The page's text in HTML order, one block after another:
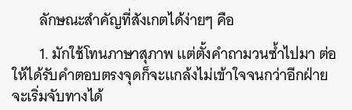
ลักษณะสำคัญที่สังเกตได้ง่ายๆ คือ
1. มักใช้โทนภาษาสุภาพ แต่ตั้งคำถามวนซ้ำไปมา ต่อ
ให้ได้รับคำตอบตรงจุดก็จะแกล้งไม่เข้าใจจนกว่าอีกฝ่าย
จะเริ่มจับทางได้